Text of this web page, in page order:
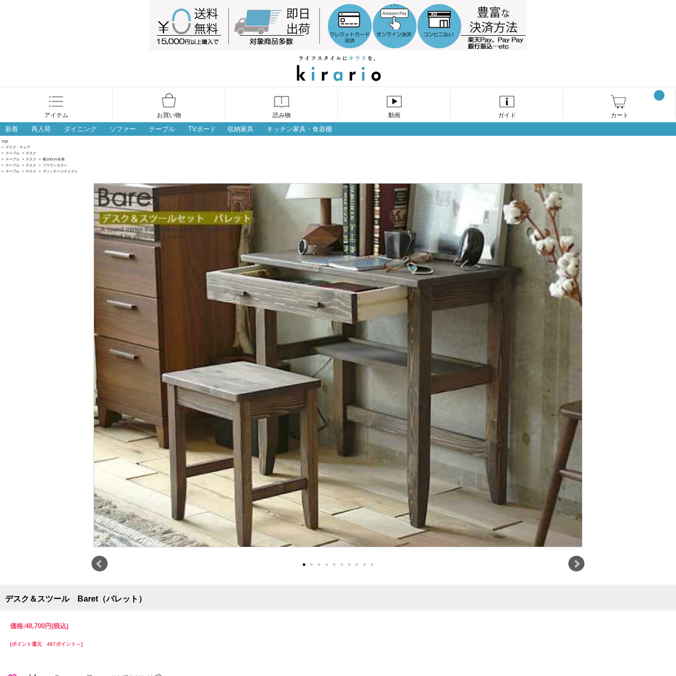
アイテム お買い物 読み物 動画 ガイド カート
新着 再入荷 ダイニング ソファー テーブル TVボード 収納家具 キッチン家具・食器棚
TOP
> デスク・チェア
> テーブル > デスク
> テーブル > デスク > 幅100cm未満
> テーブル > デスク > ブラウンカラー
> テーブル > デスク > ヴィンテージテイスト
デスク＆スツール Baret（バレット）
価格:48,700円(税込)
[ポイント還元 487ポイント～]